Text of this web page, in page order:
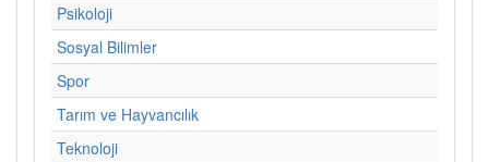
Psikoloji
Sosyal Bilimler
Spor
Tarım ve Hayvancılık
Teknoloji